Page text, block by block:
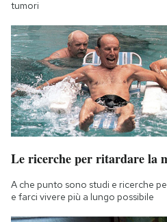
tumori
Le ricerche per ritardare la
A che punto sono studi e ricerche
e farci vivere più a lungo possibile